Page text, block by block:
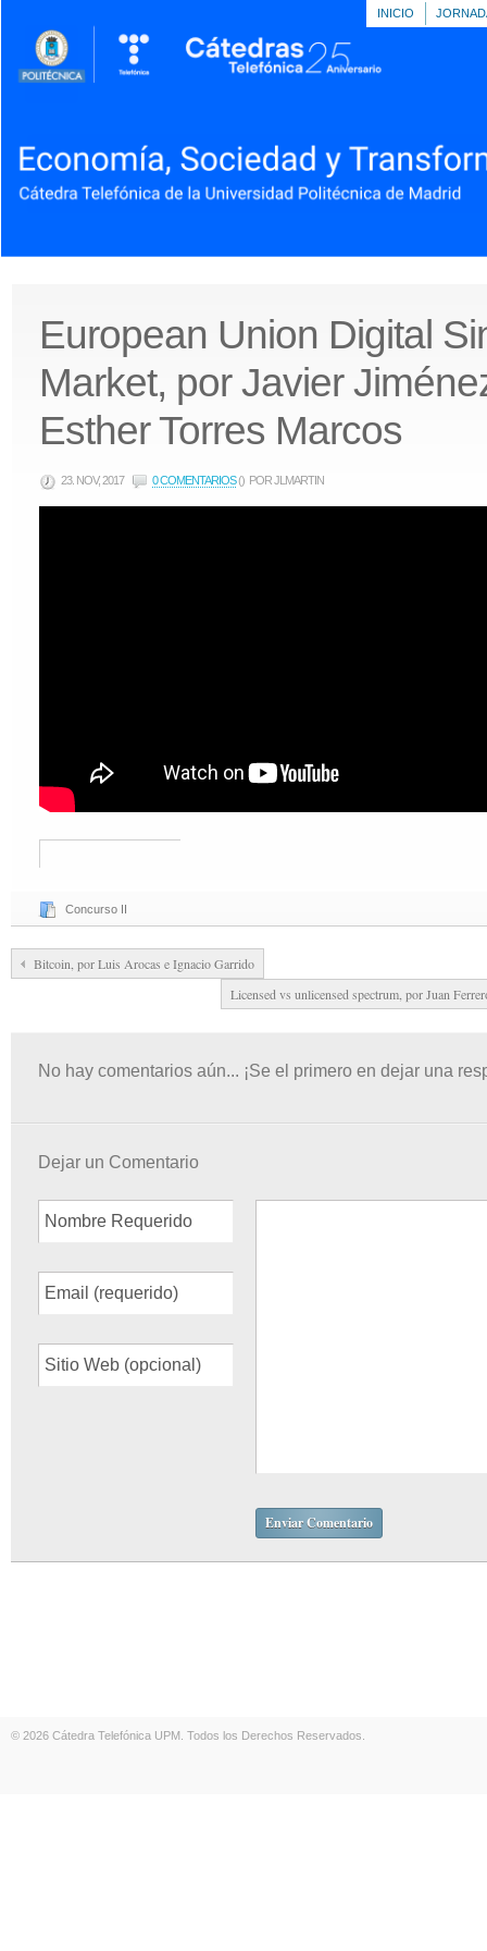
INICIO
European Union Digital
Market, por Javier
Esther Torres Marcos
23. NOV, 2017 0 COMENTARIOS() POR JLMARTIN
Concurso II
Bitcoin, por Luis Arocas e Ignacio Garrido
Licensed vs unlicensed spectrum, por Juan
No hay comentarios aún... ¡Se el primero en dejar una
Dejar un Comentario
© 2026 Cátedra Telefónica UPM. Todos los Derechos Reservados.